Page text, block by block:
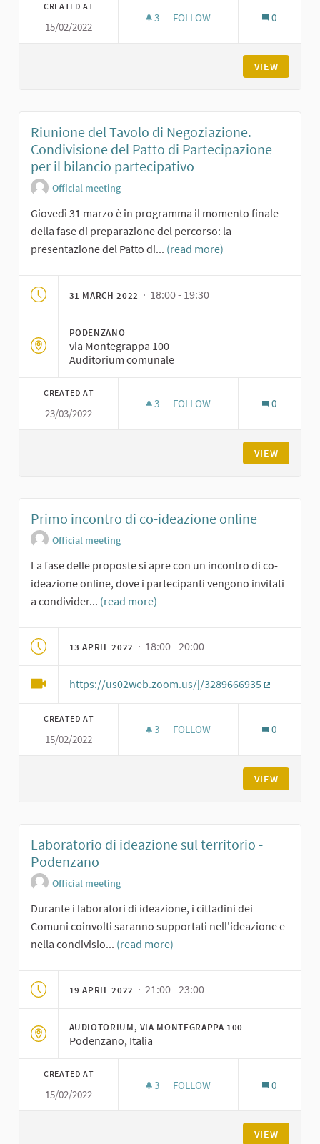
CREATED AT
15/02/2022
3 3 FOLLOWERS
FOLLOW 0
VIEW
Riunione del Tavolo di Negoziazione.
Condivisione del Patto di Partecipazione
per il bilancio partecipativo
Official meeting
Giovedì 31 marzo è in programma il momento finale
della fase di preparazione del percorso: la
presentazione del Patto di... (read more)
31 MARCH 2022 · 18:00 - 19:30
PODENZANO
via Montegrappa 100
Auditorium comunale
CREATED AT
23/03/2022
3 3 FOLLOWERS
FOLLOW 0
VIEW
Primo incontro di co-ideazione online
Official meeting
La fase delle proposte si apre con un incontro di co-
ideazione online, dove i partecipanti vengono invitati
a condivider... (read more)
13 APRIL 2022 · 18:00 - 20:00
https://us02web.zoom.us/j/3289666935
CREATED AT
15/02/2022
3 3 FOLLOWERS
FOLLOW 0
VIEW
Laboratorio di ideazione sul territorio -
Podenzano
Official meeting
Durante i laboratori di ideazione, i cittadini dei
Comuni coinvolti saranno supportati nell'ideazione e
nella condivisio... (read more)
19 APRIL 2022 · 21:00 - 23:00
AUDIOTORIUM, VIA MONTEGRAPPA 100
Podenzano, Italia
CREATED AT
15/02/2022
3 3 FOLLOWERS
FOLLOW 0
VIEW